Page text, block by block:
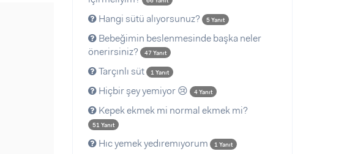
Hangi sütü alıyorsunuz? 5 Yanıt
Bebeğimin beslenmesinde başka neler
önerirsiniz?
47 Yanıt
Tarçınlı süt 1 Yanıt
Hiçbir şey yemiyor 😢 4 Yanıt
Kepek ekmek mi normal ekmek mi?
51 Yanıt
Hıc yemek yedıremıyorum 1 Yanıt